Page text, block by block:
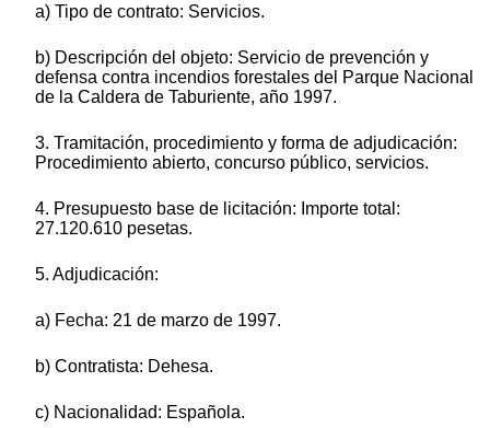
a) Tipo de contrato: Servicios.
b) Descripción del objeto: Servicio de prevención y
defensa contra incendios forestales del Parque Nacional
de la Caldera de Taburiente, año 1997.
3. Tramitación, procedimiento y forma de adjudicación:
Procedimiento abierto, concurso público, servicios.
4. Presupuesto base de licitación: Importe total:
27.120.610 pesetas.
5. Adjudicación:
a) Fecha: 21 de marzo de 1997.
b) Contratista: Dehesa.
c) Nacionalidad: Española.